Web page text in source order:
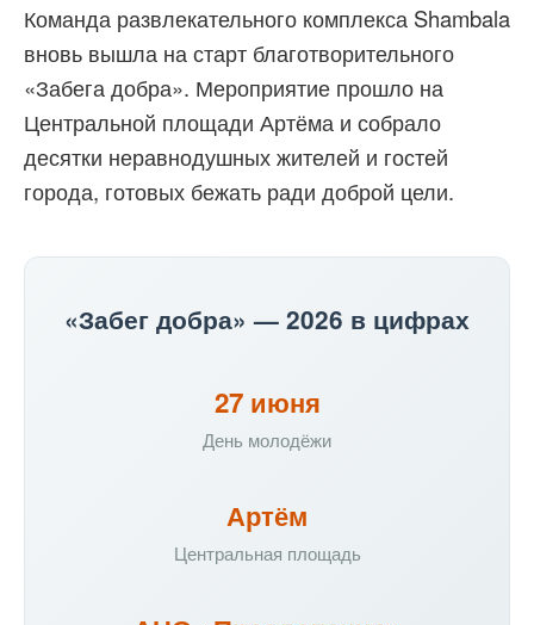
Команда развлекательного комплекса Shambala
вновь вышла на старт благотворительного
«Забега добра». Мероприятие прошло на
Центральной площади Артёма и собрало
десятки неравнодушных жителей и гостей
города, готовых бежать ради доброй цели.
«Забег добра» — 2026 в цифрах
27 июня
День молодёжи
Артём
Центральная площадь